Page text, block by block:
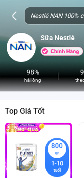
Sữa Nestlé
98%
hài lòng
Top Giá Tốt
800
gr
1-10
tuổi